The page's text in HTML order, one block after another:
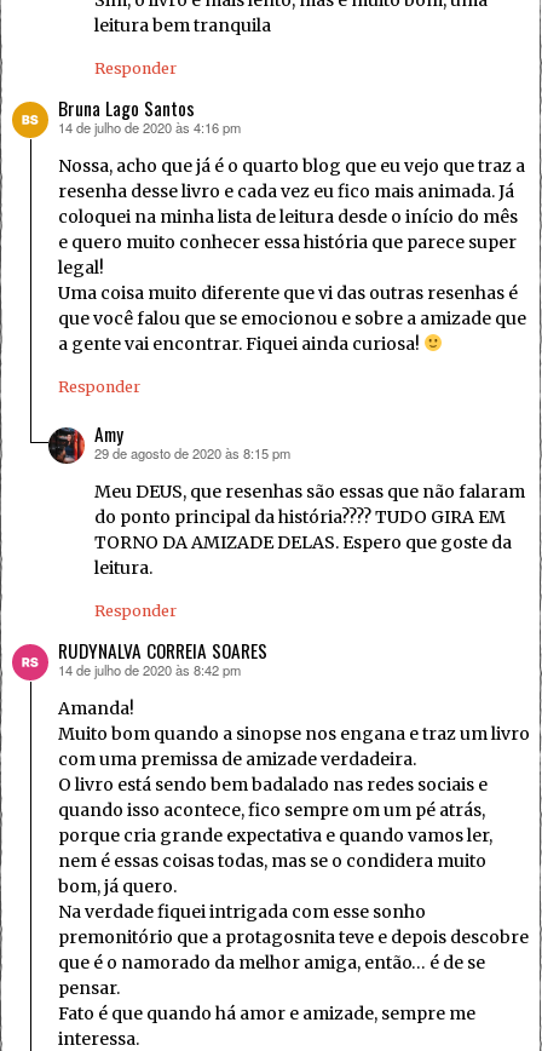
leitura bem tranquila
Responder
Bruna Lago Santos
disse:
14 de julho de 2020 às 4:16 pm
Nossa, acho que já é o quarto blog que eu vejo que traz a
resenha desse livro e cada vez eu fico mais animada. Já
coloquei na minha lista de leitura desde o início do mês
e quero muito conhecer essa história que parece super
legal!
Uma coisa muito diferente que vi das outras resenhas é
que você falou que se emocionou e sobre a amizade que
a gente vai encontrar. Fiquei ainda curiosa!
Responder
Amy
disse:
29 de agosto de 2020 às 8:15 pm
Meu DEUS, que resenhas são essas que não falaram
do ponto principal da história???? TUDO GIRA EM
TORNO DA AMIZADE DELAS. Espero que goste da
leitura.
Responder
RUDYNALVA CORREIA SOARES
disse:
14 de julho de 2020 às 8:42 pm
Amanda!
Muito bom quando a sinopse nos engana e traz um livro
com uma premissa de amizade verdadeira.
O livro está sendo bem badalado nas redes sociais e
quando isso acontece, fico sempre om um pé atrás,
porque cria grande expectativa e quando vamos ler,
nem é essas coisas todas, mas se o condidera muito
bom, já quero.
Na verdade fiquei intrigada com esse sonho
premonitório que a protagosnita teve e depois descobre
que é o namorado da melhor amiga, então… é de se
pensar.
Fato é que quando há amor e amizade, sempre me
interessa.